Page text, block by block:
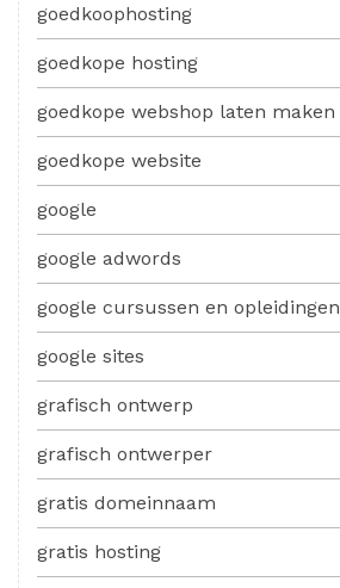
goedkoophosting
goedkope hosting
goedkope webshop laten maken
goedkope website
google
google adwords
google cursussen en opleidingen
google sites
grafisch ontwerp
grafisch ontwerper
gratis domeinnaam
gratis hosting